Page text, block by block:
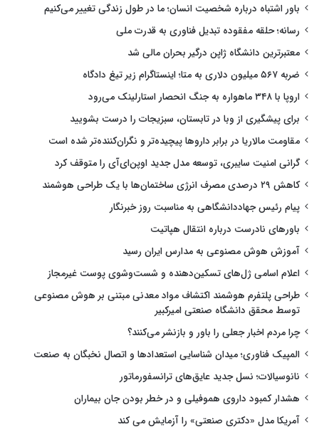
باور اشتباه درباره شخصیت انسان؛ ما در طول زندگی تغییر می‌کنیم
رسانه؛ حلقه مفقوده تبدیل فناوری به قدرت ملی
معتبرترین دانشگاه ژاپن درگیر بحران مالی شد
ضربه ۵۶۷ میلیون دلاری به متا؛ اینستاگرام زیر تیغ دادگاه
اروپا با ۳۴۸ ماهواره به جنگ انحصار استارلینک می‌رود
برای پیشگیری از وبا در تابستان، سبزیجات را درست بشویید
مقاومت مالاریا در برابر داروها پیچیده‌تر و نگران‌کننده‌تر شده است
گرانی امنیت سایبری، توسعه مدل جدید اوپن‌ای‌آی را متوقف کرد
کاهش ۲۹ درصدی مصرف انرژی ساختمان‌ها با یک طراحی هوشمند
پیام رئیس جهاددانشگاهی به مناسبت روز خبرنگار
باورهای نادرست درباره انتقال هپاتیت
آموزش هوش مصنوعی به مدارس ایران رسید
اعلام اسامی ژل‌های تسکین‌دهنده و شست‌وشوی پوست غیرمجاز
طراحی پلتفرم هوشمند اکتشاف مواد معدنی مبتنی بر هوش مصنوعی
توسط محقق دانشگاه صنعتی امیرکبیر
چرا مردم اخبار جعلی را باور و بازنشر می‌کنند؟
المپیک فناوری؛ میدان شناسایی استعدادها و اتصال نخبگان به صنعت
نانوسیالات؛ نسل جدید عایق‌های ترانسفورماتور
هشدار کمبود داروی هموفیلی و در خطر بودن جان بیماران
آمریکا مدل «دکتری صنعتی» را آزمایش می کند